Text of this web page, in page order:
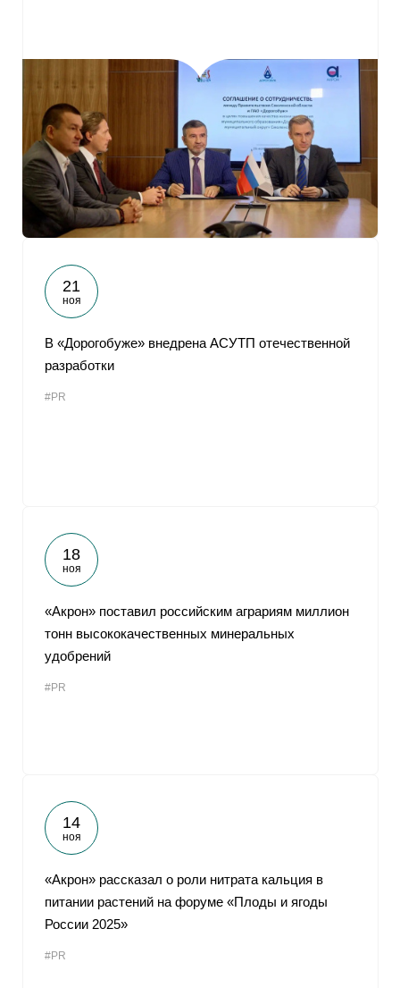
21
ноя
В «Дорогобуже» внедрена АСУТП отечественной
разработки
#PR
18
ноя
«Акрон» поставил российским аграриям миллион
тонн высококачественных минеральных
удобрений
#PR
14
ноя
«Акрон» рассказал о роли нитрата кальция в
питании растений на форуме «Плоды и ягоды
России 2025»
#PR